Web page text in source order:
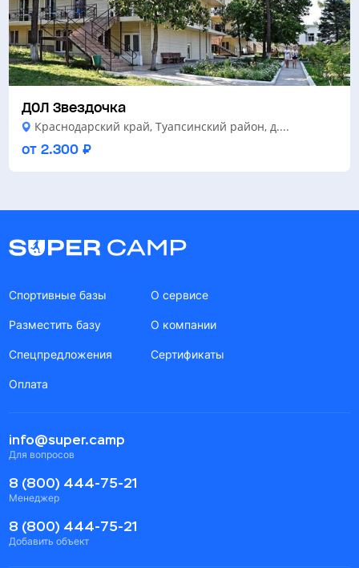
ДОЛ Звездочка
Краснодарский край, Туапсинский район, д....
от 2.300 ₽
Спортивные базы
Разместить базу
Спецпредложения
Оплата
О сервисе
О компании
Сертификаты
info@super.camp
Для вопросов
8 (800) 444-75-21
Менеджер
8 (800) 444-75-21
Добавить объект